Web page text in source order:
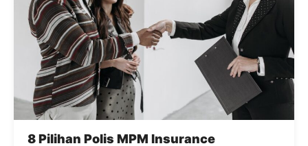
8 Pilihan Polis MPM Insurance